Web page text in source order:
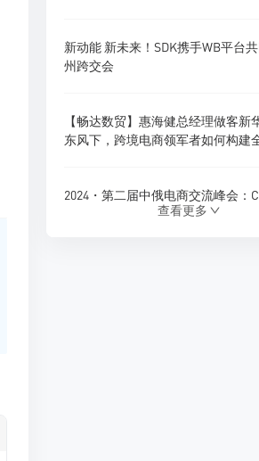
新动能 新未来！SDK携手WB平台
州跨交会
【畅达数贸】惠海健总经理做客新
东风下，跨境电商领军者如何构建
2024・第二届中俄电商交流峰会：
创新与跨境电商新展望
查看更多